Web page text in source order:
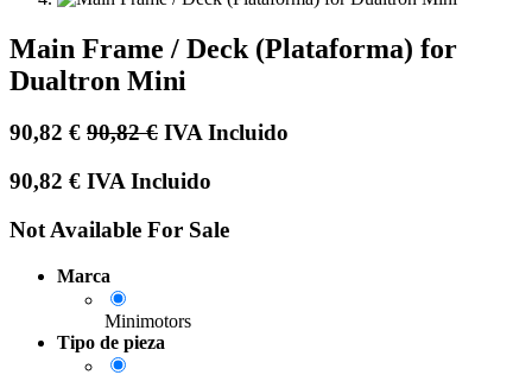
Main Frame / Deck (Plataforma) for
Dualtron Mini
90,82 € 90,82€ IVA Incluido
90,82 € IVA Incluido
Not Available For Sale
Marca
Minimotors
Tipo de pieza